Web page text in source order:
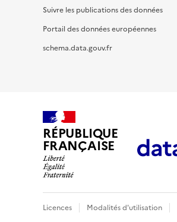
Suivre les publications des données
Portail des données européennes
schema.data.gouv.fr
RÉPUBLIQUE
FRANÇAISE
Licences Modalités d'utilisation